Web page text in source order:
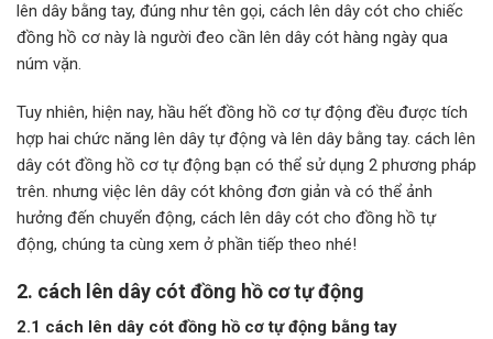
lên dây bằng tay, đúng như tên gọi, cách lên dây cót cho chiếc
đồng hồ cơ này là người đeo cần lên dây cót hàng ngày qua
núm vặn.
Tuy nhiên, hiện nay, hầu hết đồng hồ cơ tự động đều được tích
hợp hai chức năng lên dây tự động và lên dây bằng tay. cách lên
dây cót đồng hồ cơ tự động bạn có thể sử dụng 2 phương pháp
trên. nhưng việc lên dây cót không đơn giản và có thể ảnh
hưởng đến chuyển động, cách lên dây cót cho đồng hồ tự
động, chúng ta cùng xem ở phần tiếp theo nhé!
2. cách lên dây cót đồng hồ cơ tự động
2.1 cách lên dây cót đồng hồ cơ tự động bằng tay